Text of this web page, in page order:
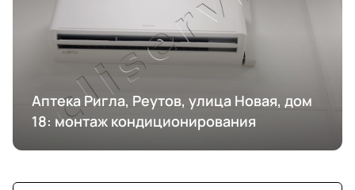
Аптека Ригла, Реутов, улица Новая, дом
18: монтаж кондиционирования